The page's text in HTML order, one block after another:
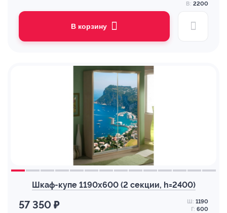
В: 2200
В корзину
Шкаф-купе 1190х600 (2 секции, h=2400)
57 350 ₽ Ш: 1190
Г: 600